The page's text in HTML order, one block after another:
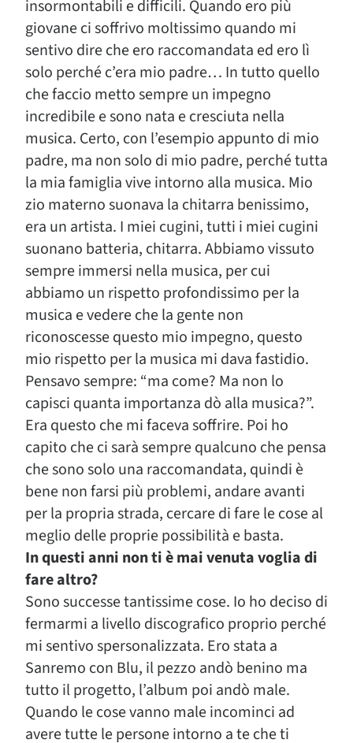
insormontabili e difficili. Quando ero più
giovane ci soffrivo moltissimo quando mi
sentivo dire che ero raccomandata ed ero lì
solo perché c’era mio padre… In tutto quello
che faccio metto sempre un impegno
incredibile e sono nata e cresciuta nella
musica. Certo, con l’esempio appunto di mio
padre, ma non solo di mio padre, perché tutta
la mia famiglia vive intorno alla musica. Mio
zio materno suonava la chitarra benissimo,
era un artista. I miei cugini, tutti i miei cugini
suonano batteria, chitarra. Abbiamo vissuto
sempre immersi nella musica, per cui
abbiamo un rispetto profondissimo per la
musica e vedere che la gente non
riconoscesse questo mio impegno, questo
mio rispetto per la musica mi dava fastidio.
Pensavo sempre: “ma come? Ma non lo
capisci quanta importanza dò alla musica?”.
Era questo che mi faceva soffrire. Poi ho
capito che ci sarà sempre qualcuno che pensa
che sono solo una raccomandata, quindi è
bene non farsi più problemi, andare avanti
per la propria strada, cercare di fare le cose al
meglio delle proprie possibilità e basta.
In questi anni non ti è mai venuta voglia di
fare altro?
Sono successe tantissime cose. Io ho deciso di
fermarmi a livello discografico proprio perché
mi sentivo spersonalizzata. Ero stata a
Sanremo con Blu, il pezzo andò benino ma
tutto il progetto, l’album poi andò male.
Quando le cose vanno male incominci ad
avere tutte le persone intorno a te che ti